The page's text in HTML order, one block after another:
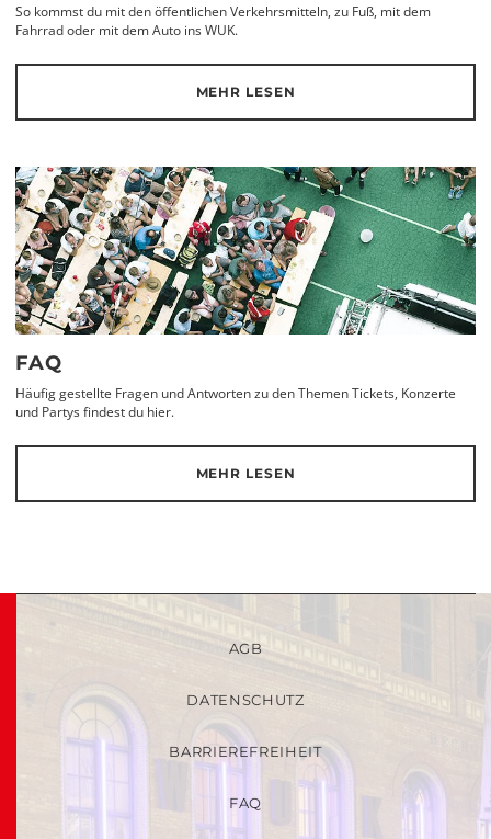
So kommst du mit den öffentlichen Verkehrsmitteln, zu Fuß, mit dem
Fahrrad oder mit dem Auto ins WUK.
MEHR LESEN
FAQ
Häufig gestellte Fragen und Antworten zu den Themen Tickets, Konzerte
und Partys findest du hier.
MEHR LESEN
AGB
DATENSCHUTZ
BARRIEREFREIHEIT
FAQ